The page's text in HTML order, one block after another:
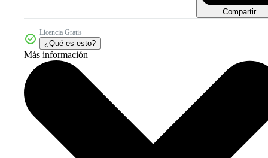
Compartir
Licencia Gratis
¿Qué es esto?
Más información